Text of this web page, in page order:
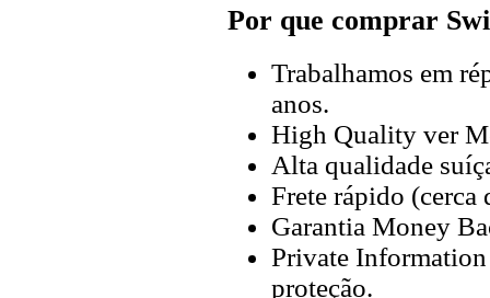
Por que comprar
Trabalhamos em
anos.
High Quality ver
Alta qualidade
Frete rápido (cerca
Garantia Money
Private
proteção.